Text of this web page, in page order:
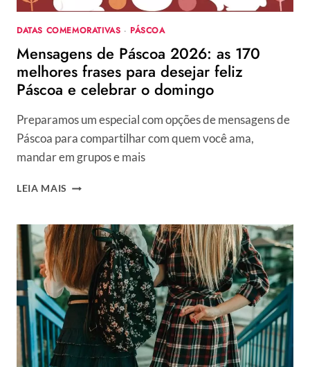
DATAS COMEMORATIVAS · PÁSCOA
Mensagens de Páscoa 2026: as 170
melhores frases para desejar feliz
Páscoa e celebrar o domingo
Preparamos um especial com opções de mensagens de
Páscoa para compartilhar com quem você ama,
mandar em grupos e mais
LEIA MAIS MENSAGENS
2026:
AS
170
MELHORES
FRASES
PARA
DESEJAR
FELIZ
PÁSCOA
E